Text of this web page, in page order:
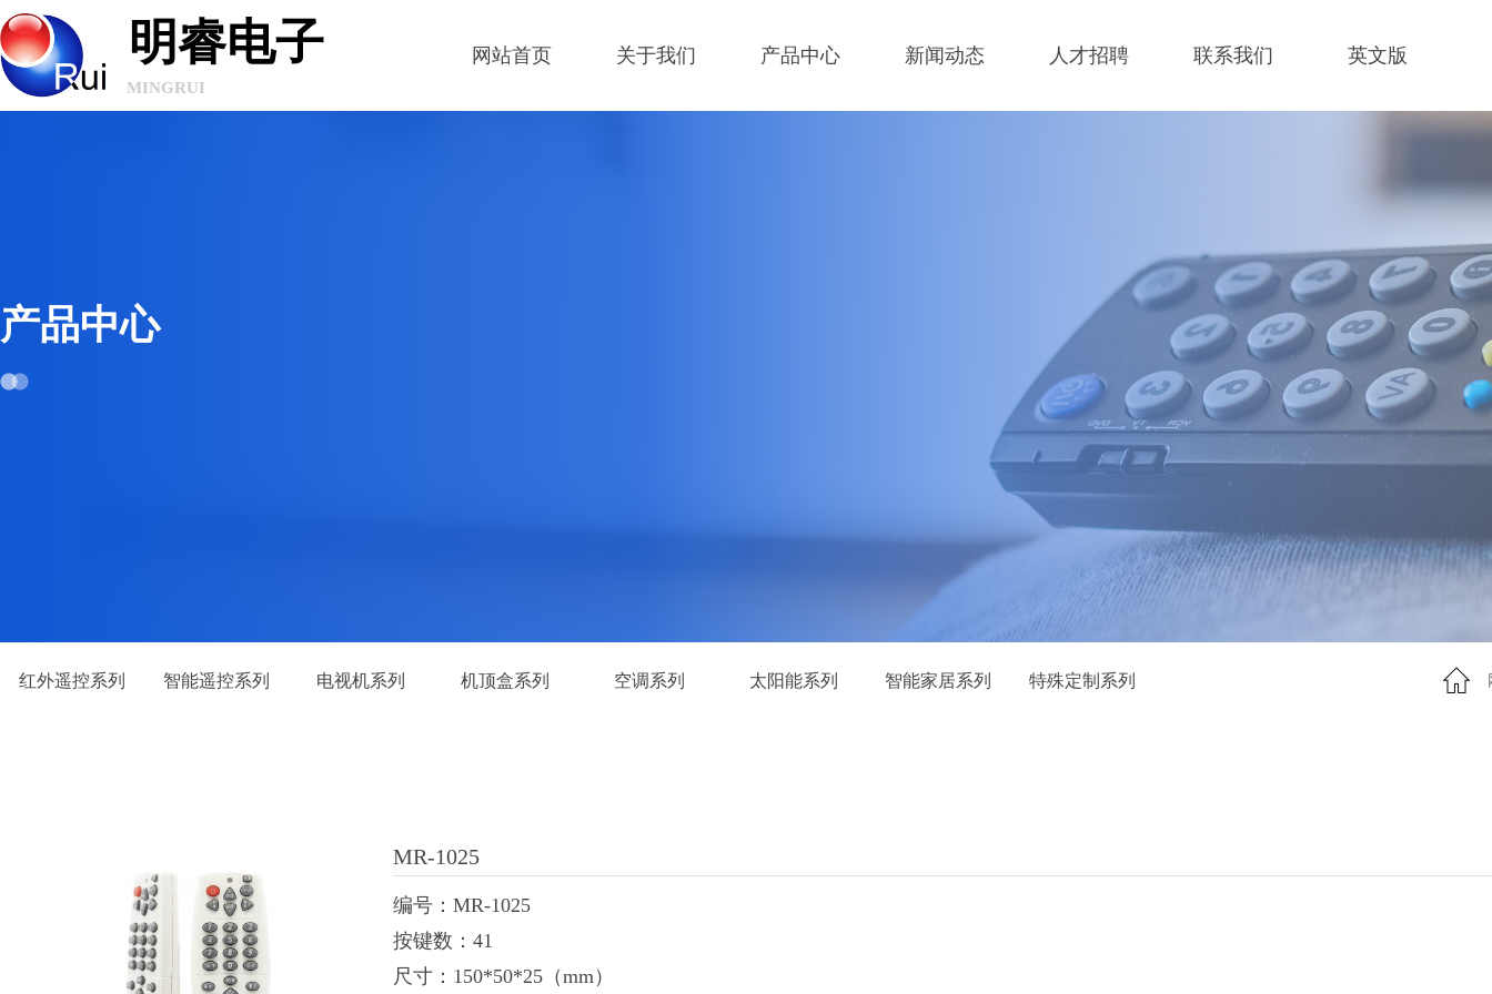
网站首页 关于我们 产品中心 新闻动态 人才招聘 联系我们 英文版
明睿电子
MINGRUI
ELECTRONICS
产品中心
红外遥控系列 智能遥控系列 电视机系列 机顶盒系列 空调系列 太阳能系列 智能家居系列 特殊定制系列
MR-1025
编号：MR-1025
按键数：41
尺寸：150*50*25（mm）